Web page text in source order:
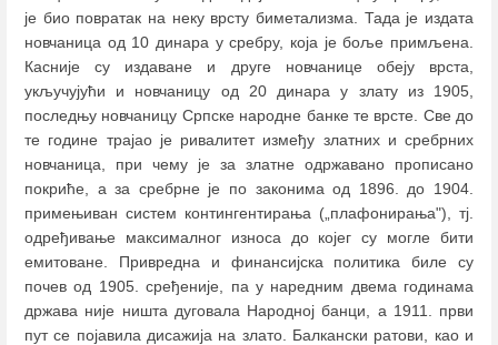
је био повратак на неку врсту биметализма. Тада је издата
новчаница од 10 динара у сребру, која је боље примљена.
Касније су издаване и друге новчанице обеју врста,
укључујући и новчаницу од 20 динара у злату из 1905,
последњу новчаницу Српске народне банке те врсте. Све до
те године трајао је ривалитет између златних и сребрних
новчаница, при чему је за златне одржавано прописано
покриће, а за сребрне је по законима од 1896. до 1904.
примењиван систем контингентирања („плафонирања"), тј.
одређивање максималног износа до којег су могле бити
емитоване. Привредна и финансијска политика биле су
почев од 1905. сређеније, па у наредним двема годинама
држава није ништа дуговала Народној банци, a 1911. први
пут се појавила дисажија на злато. Балкански ратови, као и